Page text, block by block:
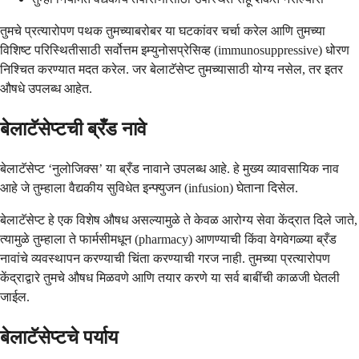
तुमचे प्रत्यारोपण पथक तुमच्याबरोबर या घटकांवर चर्चा करेल आणि तुमच्या
विशिष्ट परिस्थितीसाठी सर्वोत्तम इम्युनोसप्रेसिव्ह (immunosuppressive) धोरण
निश्चित करण्यात मदत करेल. जर बेलाटॅसेप्ट तुमच्यासाठी योग्य नसेल, तर इतर
औषधे उपलब्ध आहेत.
बेलाटॅसेप्टची ब्रँड नावे
बेलाटॅसेप्ट ‘नुलोजिक्स’ या ब्रँड नावाने उपलब्ध आहे. हे मुख्य व्यावसायिक नाव
आहे जे तुम्हाला वैद्यकीय सुविधेत इन्फ्युजन (infusion) घेताना दिसेल.
बेलाटॅसेप्ट हे एक विशेष औषध असल्यामुळे ते केवळ आरोग्य सेवा केंद्रात दिले जाते,
त्यामुळे तुम्हाला ते फार्मसीमधून (pharmacy) आणण्याची किंवा वेगवेगळ्या ब्रँड
नावांचे व्यवस्थापन करण्याची चिंता करण्याची गरज नाही. तुमच्या प्रत्यारोपण
केंद्राद्वारे तुमचे औषध मिळवणे आणि तयार करणे या सर्व बाबींची काळजी घेतली
जाईल.
बेलाटॅसेप्टचे पर्याय